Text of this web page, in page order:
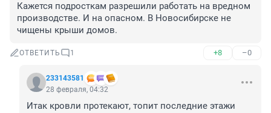
Кажется подросткам разрешили работать на вредном
производстве. И на опасном. В Новосибирске не
чищены крыши домов.
ОТВЕТИТЬ 1 +8 –0
233143581
28 февраля, 04:32
Итак кровли протекают, топит последние этажи